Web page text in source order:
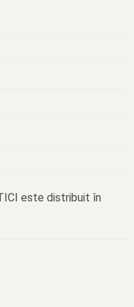
este distribuit în